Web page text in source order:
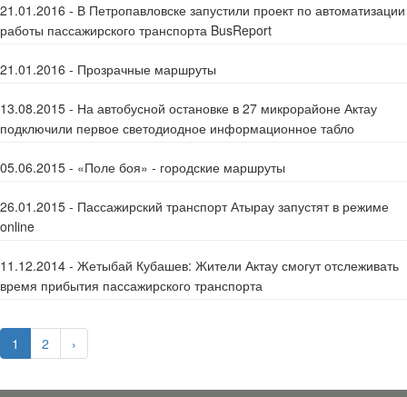
21.01.2016 - В Петропавловске запустили проект по автоматизации
работы пассажирского транспорта BusReport
21.01.2016 - Прозрачные маршруты
13.08.2015 - На автобусной остановке в 27 микрорайоне Актау
подключили первое светодиодное информационное табло
05.06.2015 - «Поле боя» - городские маршруты
26.01.2015 - Пассажирский транспорт Атырау запустят в режиме
online
11.12.2014 - Жетыбай Кубашев: Жители Актау смогут отслеживать
время прибытия пассажирского транспорта
1 2 ›